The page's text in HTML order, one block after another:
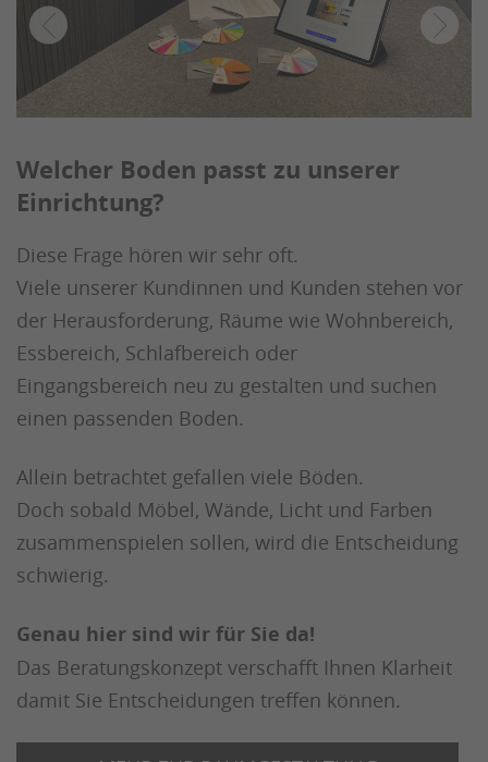
Welcher Boden passt zu unserer
Einrichtung?
Diese Frage hören wir sehr oft.
Viele unserer Kundinnen und Kunden stehen vor
der Herausforderung, Räume wie Wohnbereich,
Essbereich, Schlafbereich oder
Eingangsbereich neu zu gestalten und suchen
einen passenden Boden.
Allein betrachtet gefallen viele Böden.
Doch sobald Möbel, Wände, Licht und Farben
zusammenspielen sollen, wird die Entscheidung
schwierig.
Genau hier sind wir für Sie da!
Das Beratungskonzept verschafft Ihnen Klarheit
damit Sie Entscheidungen treffen können.